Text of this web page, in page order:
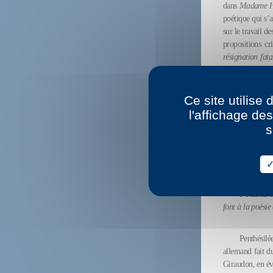
dans Madame
poétique qui
sur le travail
propositions
résignation
Lisez
POÉSIE
font à la poésie
allemand fait
Giraudon, en
Ce site utilise
l'affichage